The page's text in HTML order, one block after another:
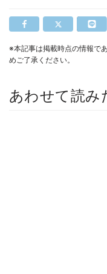
※本記事は掲載時点の情報で
めご了承ください。
あわせて読み